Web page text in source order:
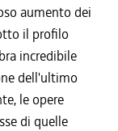
aumento dei
il profilo
incredibile
dell'ultimo
le opere
di quelle